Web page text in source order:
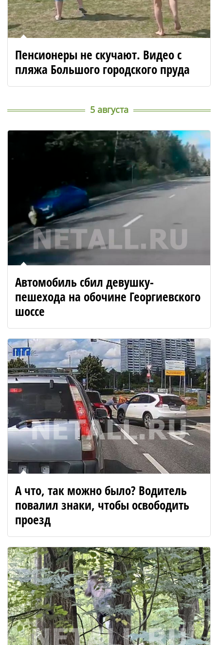
Пенсионеры не скучают. Видео с
пляжа Большого городского пруда
5 августа
Автомобиль сбил девушку-
пешехода на обочине Георгиевского
шоссе
А что, так можно было? Водитель
повалил знаки, чтобы освободить
проезд